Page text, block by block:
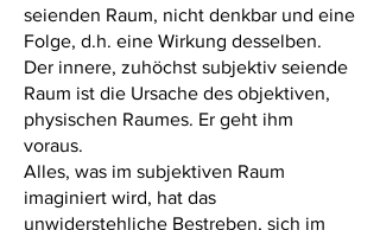
seienden Raum, nicht denkbar und eine
Folge, d.h. eine Wirkung desselben.
Der innere, zuhöchst subjektiv seiende
Raum ist die Ursache des objektiven,
physischen Raumes. Er geht ihm
voraus.
Alles, was im subjektiven Raum
imaginiert wird, hat das
unwiderstehliche Bestreben, sich im